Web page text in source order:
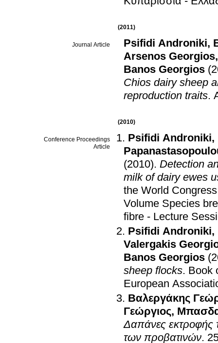
(2011)
Journal Article Psifidi Androniki,
Arsenos Georgios
Banos Georgios
Chios dairy sheep
reproduction traits.
(2010)
Conference Proceedings
Article
Psifidi Androniki,
(2010). Detection
milk of dairy ewes
the World
Volume Species
fibre - Lecture
Psifidi Androniki,
Valergakis
Banos Georgios
sheep flocks. Book
European
Βαλεργάκης
Γεώργιος,
Δαπάνες εκτροφής
των προβατινών.